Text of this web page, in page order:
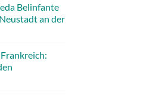
Belinfante
an der